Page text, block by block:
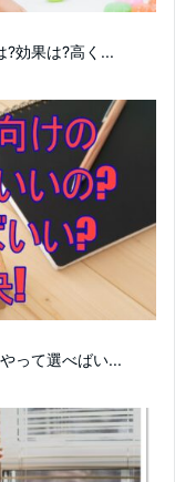
?効果は?高く...
って選べばい...